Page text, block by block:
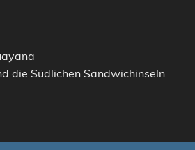
die Südlichen Sandwichinseln